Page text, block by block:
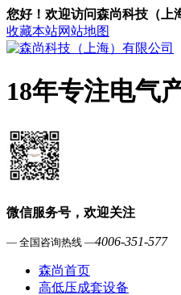
您好！欢迎访问森尚科技（上
收藏本站网站地图
18年专注电气
微信服务号，欢迎关注
— 全国咨询热线 —4006-351-577
森尚首页
高低压成套设备